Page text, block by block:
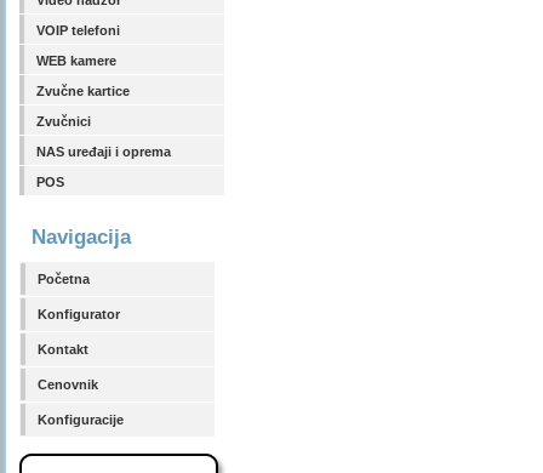
VOIP telefoni
WEB kamere
Zvučne kartice
Zvučnici
NAS uređaji i oprema
POS
Navigacija
Početna
Konfigurator
Kontakt
Cenovnik
Konfiguracije